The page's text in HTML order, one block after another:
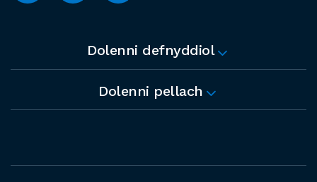
Dolenni defnyddiol
Dolenni pellach